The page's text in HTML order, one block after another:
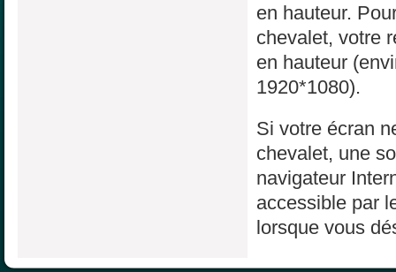
en hauteur.
chevalet, votre
en hauteur
1920*1080).
Si votre écran
chevalet, une
navigateur
accessible par
lorsque vous